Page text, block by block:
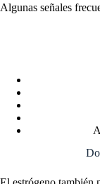
Algunas señales